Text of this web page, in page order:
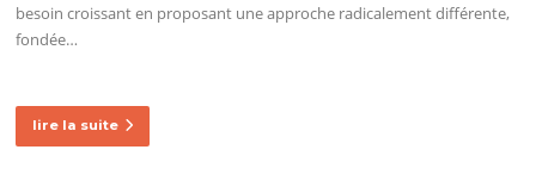
besoin croissant en proposant une approche radicalement différente,
fondée…
lire la suite